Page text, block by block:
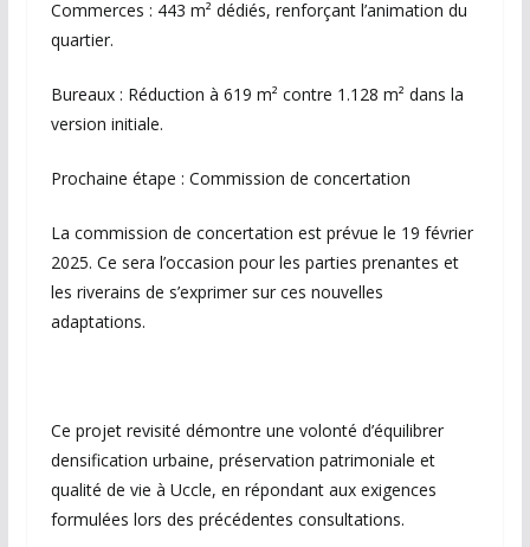
Commerces : 443 m² dédiés, renforçant l’animation du
quartier.
Bureaux : Réduction à 619 m² contre 1.128 m² dans la
version initiale.
Prochaine étape : Commission de concertation
La commission de concertation est prévue le 19 février
2025. Ce sera l’occasion pour les parties prenantes et
les riverains de s’exprimer sur ces nouvelles
adaptations.
Ce projet revisité démontre une volonté d’équilibrer
densification urbaine, préservation patrimoniale et
qualité de vie à Uccle, en répondant aux exigences
formulées lors des précédentes consultations.